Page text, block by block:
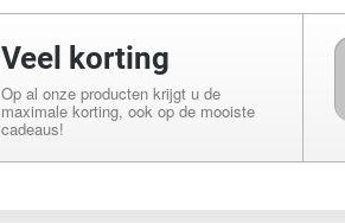
Veel korting
Op al onze producten krijgt u de
maximale korting, ook op de mooiste
cadeaus!
•
•